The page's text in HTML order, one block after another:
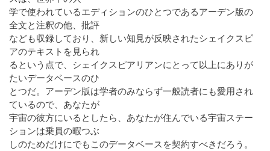
学で使われているエディションのひとつであるアーデン版の
全文と注釈の他、批評
なども収録しており、新しい知見が反映されたシェイクスピ
アのテキストを見られ
るという点で、シェイクスピアリアンにとって以上にありが
たいデータベースのひ
とつだ。アーデン版は学者のみならず一般読者にも愛用され
ているので、あなたが
宇宙の彼方にいるとしたら、あなたが住んでいる宇宙ステー
ションは乗員の暇つぶ
しのためだけにでもこのデータベースを契約すべきだろう。